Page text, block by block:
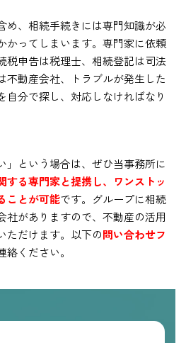
め、相続手続きには専門知識が必
かってしまいます。専門家に依頼
税申告は税理士、相続登記は司法
不動産会社、トラブルが発生した
自分で探し、対応しなければなり
」という場合は、ぜひ当事務所に
する専門家と提携し、ワンストッ
ことが可能です。グループに相続
社がありますので、不動産の活用
ただけます。以下の問い合わせフ
ください。